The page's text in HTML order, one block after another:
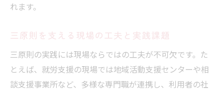
れます。
三原則を支える現場の工夫と実践課題
三原則の実践には現場ならではの工夫が不可欠です。た
とえば、就労支援の現場では地域活動支援センターや相
談支援事業所など、多様な専門職が連携し、利用者の社